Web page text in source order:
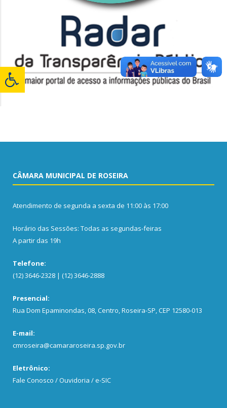
CÂMARA MUNICIPAL DE ROSEIRA
Atendimento de segunda a sexta de 11:00 às 17:00
Horário das Sessões: Todas as segundas-feiras
A partir das 19h
Telefone:
(12) 3646-2328 | (12) 3646-2888
Presencial:
Rua Dom Epaminondas, 08, Centro, Roseira-SP, CEP 12580-013
E-mail:
cmroseira@camararoseira.sp.gov.br
Eletrônico:
Fale Conosco / Ouvidoria / e-SIC